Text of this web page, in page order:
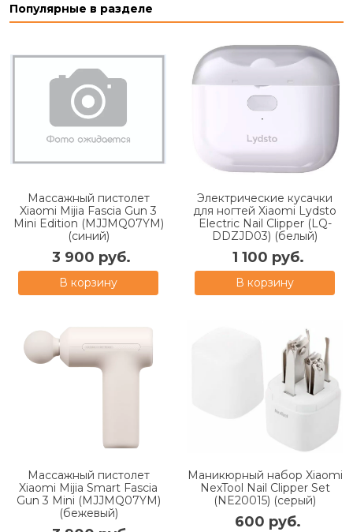
Популярные в разделе
Массажный пистолет
Xiaomi Mijia Fascia Gun 3
Mini Edition (MJJMQ07YM)
(синий)
3 900 руб.
В корзину
Электрические кусачки
для ногтей Xiaomi Lydsto
Electric Nail Clipper (LQ-
DDZJD03) (белый)
1 100 руб.
В корзину
Массажный пистолет
Xiaomi Mijia Smart Fascia
Gun 3 Mini (MJJMQ07YM)
(бежевый)
Маникюрный набор Xiaomi
NexTool Nail Clipper Set
(NE20015) (серый)
600 руб.